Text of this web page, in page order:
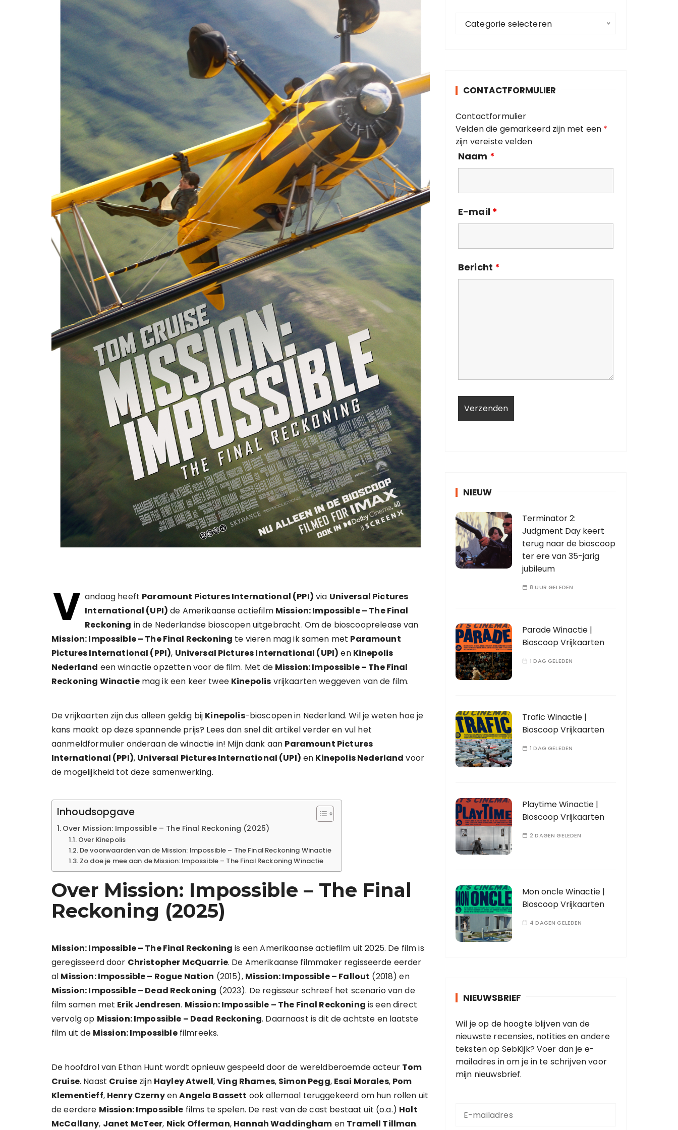
V andaag heeft Paramount Pictures International (PPI) via Universal Pictures
International (UPI) de Amerikaanse actiefilm Mission: Impossible – The Final
Reckoning in de Nederlandse bioscopen uitgebracht. Om de bioscooprelease van
Mission: Impossible – The Final Reckoning te vieren mag ik samen met Paramount
Pictures International (PPI), Universal Pictures International (UPI) en Kinepolis
Nederland een winactie opzetten voor de film. Met de Mission: Impossible – The Final
Reckoning Winactiemag ik een keer twee Kinepolis vrijkaarten weggeven van de film.
De vrijkaarten zijn dus alleen geldig bij Kinepolis-bioscopen in Nederland. Wil je weten hoe je
kans maakt op deze spannende prijs? Lees dan snel dit artikel verder en vul het
aanmeldformulier onderaan de winactie in! Mijn dank aan Paramount Pictures
International (PPI), Universal Pictures International (UPI) en Kinepolis Nederland voor
de mogelijkheid tot deze samenwerking.
Inhoudsopgave
Over Mission: Impossible – The Final Reckoning (2025)
Over Kinepolis
De voorwaarden van de Mission: Impossible – The Final Reckoning Winactie
Zo doe je mee aan de Mission: Impossible – The Final Reckoning Winactie
Over Mission: Impossible – The Final
Reckoning (2025)
Mission: Impossible – The Final Reckoning is een Amerikaanse actiefilm uit 2025. De film is
geregisseerd door Christopher McQuarrie. De Amerikaanse filmmaker regisseerde eerder
al Mission: Impossible – Rogue Nation (2015), Mission: Impossible – Fallout (2018) en
Mission: Impossible – Dead Reckoning (2023). De regisseur schreef het scenario van de
film samen met Erik Jendresen. Mission: Impossible – The Final Reckoning is een direct
vervolg op Mission: Impossible – Dead Reckoning. Daarnaast is dit de achtste en laatste
film uit de Mission: Impossiblefilmreeks.
De hoofdrol van Ethan Hunt wordt opnieuw gespeeld door de wereldberoemde acteur Tom
Cruise. Naast Cruise zijn Hayley Atwell,Ving Rhames, Simon Pegg, Esai Morales, Pom
Klementieff, Henry CzernyenAngela Bassett ook allemaal teruggekeerd om hun rollen uit
de eerdere Mission: Impossible films te spelen. De rest van de cast bestaat uit (o.a.) Holt
McCallany, Janet McTeer, Nick Offerman, Hannah Waddingham en Tramell Tillman.
r
e
ë
n
Categorie selecteren
CONTACTFORMULIER
Contactformulier
Velden die gemarkeerd zijn met een *
zijn vereiste velden
Naam *
E-mail *
Bericht *
NIEUW
Terminator 2:
Judgment Day keert
terug naar de bioscoop
ter ere van 35-jarig
jubileum
8 UUR GELEDEN
Parade Winactie |
Bioscoop Vrijkaarten
1 DAG GELEDEN
Trafic Winactie |
Bioscoop Vrijkaarten
1 DAG GELEDEN
Playtime Winactie |
Bioscoop Vrijkaarten
2 DAGEN GELEDEN
Mon oncle Winactie |
Bioscoop Vrijkaarten
4 DAGEN GELEDEN
NIEUWSBRIEF
Wil je op de hoogte blijven van de
nieuwste recensies, notities en andere
teksten op SebKijk? Voer dan je e-
mailadres in om je in te schrijven voor
mijn nieuwsbrief.